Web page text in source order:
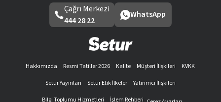
Çağrı Merkezi
444 28 22
WhatsApp
Hakkımızda Resmi Tatiller 2026 Kalite Müşteri İlişkileri
KVKK
Setur Yayınları
Setur Etik İlkeler
Yatırımcı İlişkileri
Bilgi Toplumu Hizmetleri
İşlem Rehberi